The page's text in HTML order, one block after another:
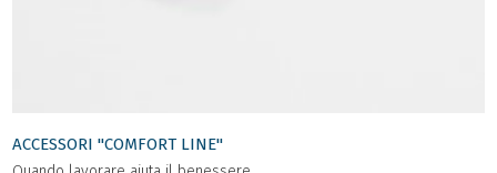
ACCESSORI "COMFORT LINE"